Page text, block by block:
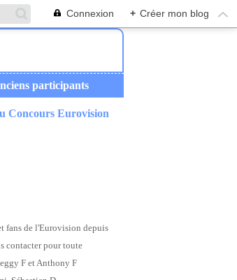
Connexion + Créer mon blog
participants
Concours Eurovision
fans de l'Eurovision depuis
contacter pour toute
F et Anthony F